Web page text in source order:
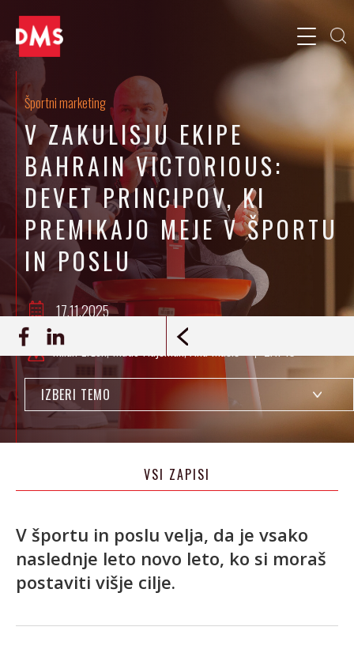
Športni marketing
V ZAKULISJU EKIPE
BAHRAIN VICTORIOUS:
DEVET PRINCIPOV, KI
PREMIKAJO MEJE V ŠPORTU
IN POSLU
17.11.2025
Milan Eržen, Matic Flajšman, Ana Mušič
IZBERI TEMO
VSI ZAPISI
V športu in poslu velja, da je vsako
naslednje leto novo leto, ko si moraš
postaviti višje cilje.